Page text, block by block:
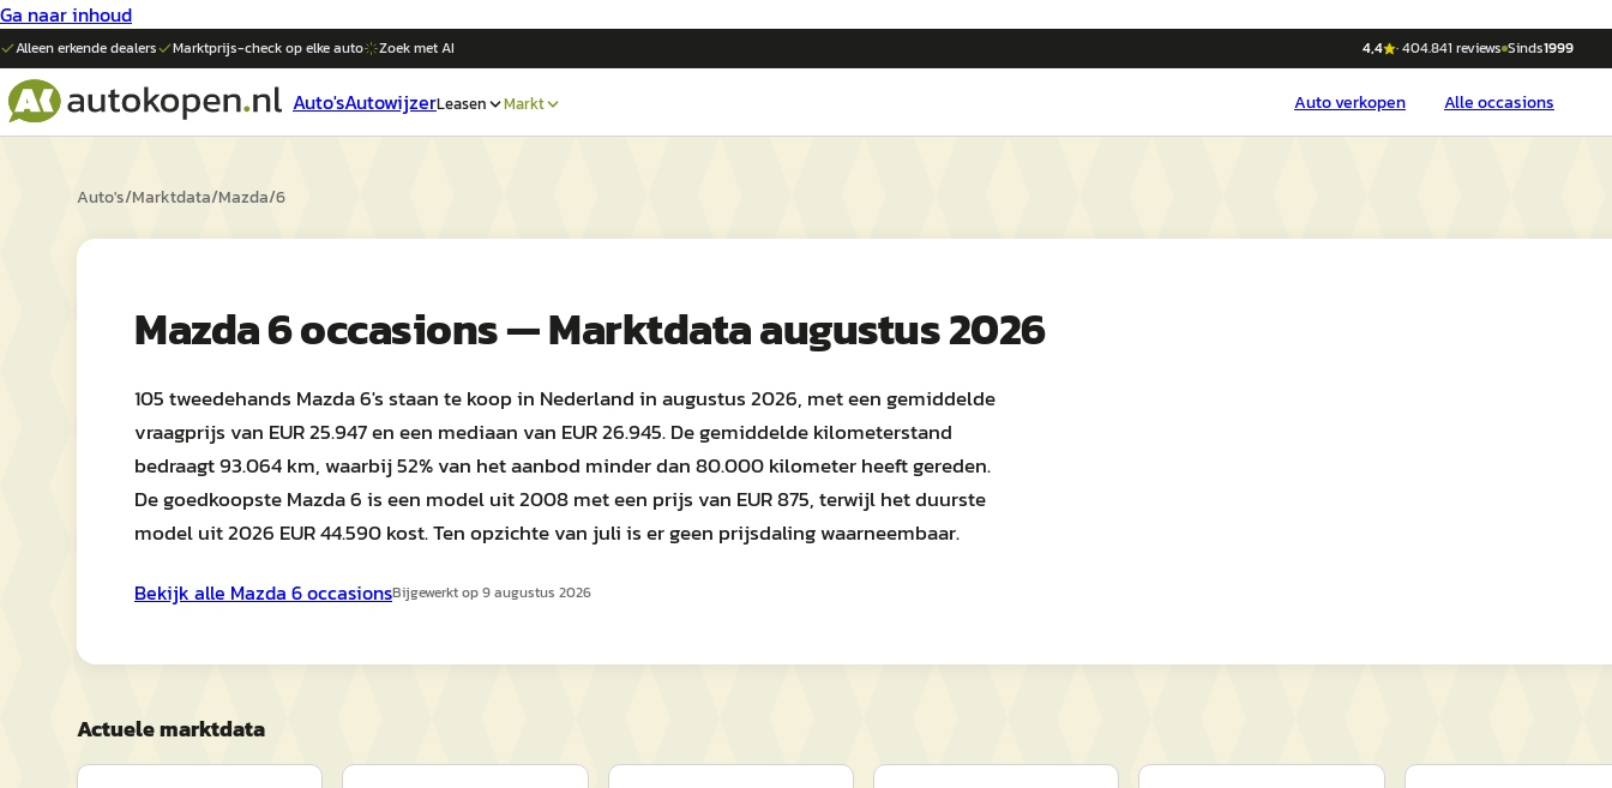
Ga naar inhoud
Alleen erkende dealers Marktprijs-check op elkeauto Zoek met AI 4,4 ·404.841 reviews Sinds1999
Auto'sAutowijzerLeasen Markt Autoverkopen Alle occasions
Auto's/Marktdata/Mazda/6
Mazda 6 occasions — Marktdata augustus 2026
105 tweedehands Mazda 6's staan te koop in Nederland in augustus 2026, met een gemiddelde
vraagprijs van EUR 25.947 en een mediaan van EUR 26.945. De gemiddelde kilometerstand
bedraagt 93.064 km, waarbij 52% van het aanbod minder dan 80.000 kilometer heeft gereden.
De goedkoopste Mazda 6 is een model uit 2008 met een prijs van EUR 875, terwijl het duurste
model uit 2026 EUR 44.590 kost. Ten opzichte van juli is er geen prijsdaling waarneembaar.
Bekijk alle Mazda 6occasionsBijgewerkt op9 augustus 2026
Actuele marktdata